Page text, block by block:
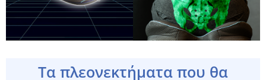
Τα πλεονεκτήματα που θα